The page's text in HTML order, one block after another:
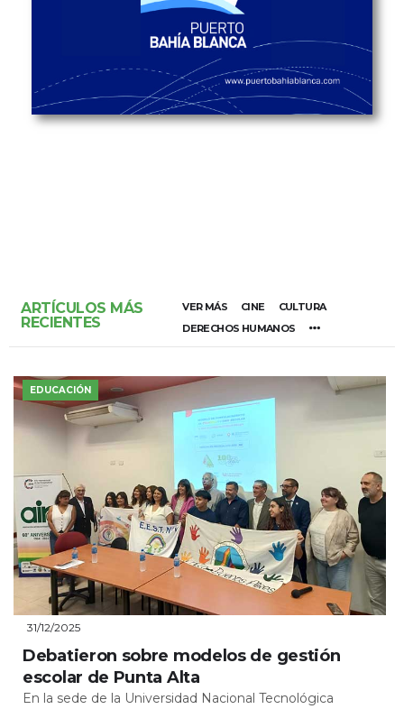
ARTÍCULOS MÁS
RECIENTES
VER MÁS CINE
CULTURA
DERECHOS HUMANOS
EDUCACIÓN
31/12/2025
Debatieron sobre modelos de gestión
escolar de Punta Alta
En la sede de la Universidad Nacional Tecnológica